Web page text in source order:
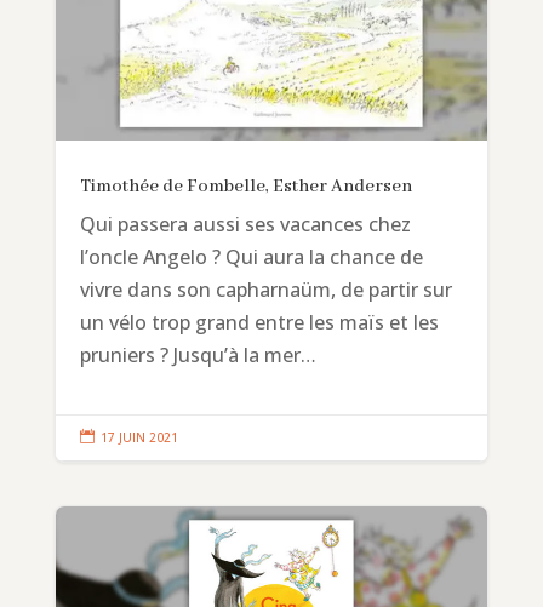
Timothée de Fombelle, Esther Andersen
Qui passera aussi ses vacances chez
l’oncle Angelo ? Qui aura la chance de
vivre dans son capharnaüm, de partir sur
un vélo trop grand entre les maïs et les
pruniers ? Jusqu’à la mer…
 17 JUIN 2021